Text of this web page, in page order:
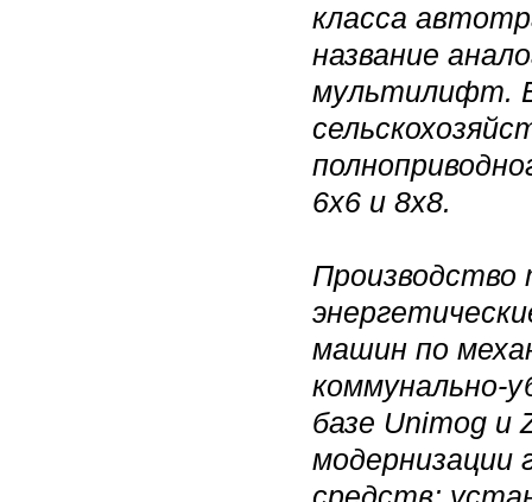
класса
название
мультилифт.
6х6 и 8х8.
машин по
коммунально-
базе Unimog и
модернизации